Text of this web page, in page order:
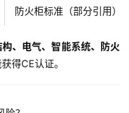
防火柜标准（部分引用）
构、电气、智能系统、防火
得CE认证。